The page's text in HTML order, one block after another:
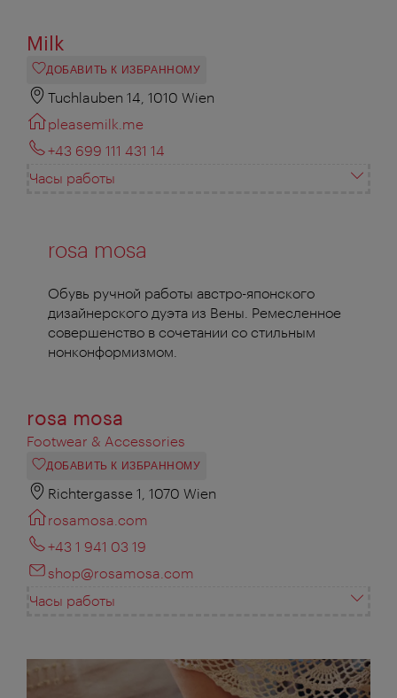
Milk
ДОБАВИТЬ К ИЗБРАННОМУ
Tuchlauben 14, 1010 Wien
pleasemilk.me
+43 699 111 431 14
Часы работы
rosa mosa
Обувь ручной работы австро-японского
дизайнерского дуэта из Вены. Ремесленное
совершенство в сочетании со стильным
нонконформизмом.
rosa mosa
Footwear & Accessories
ДОБАВИТЬ К ИЗБРАННОМУ
Richtergasse 1, 1070 Wien
rosamosa.com
+43 1 941 03 19
shop@rosamosa.com
Часы работы